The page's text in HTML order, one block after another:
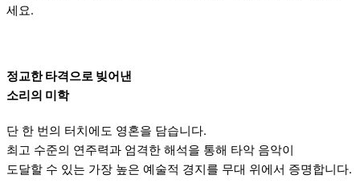
세요.
정교한 타격으로 빚어낸
소리의 미학
단 한 번의 터치에도 영혼을 담습니다.
최고 수준의 연주력과 엄격한 해석을 통해 타악 음악이
도달할 수 있는 가장 높은 예술적 경지를 무대 위에서 증명합니다.